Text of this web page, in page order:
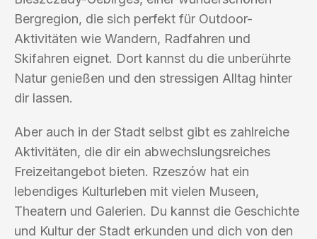
Bergregion, die sich perfekt für Outdoor-
Aktivitäten wie Wandern, Radfahren und
Skifahren eignet. Dort kannst du die unberührte
Natur genießen und den stressigen Alltag hinter
dir lassen.
Aber auch in der Stadt selbst gibt es zahlreiche
Aktivitäten, die dir ein abwechslungsreiches
Freizeitangebot bieten. Rzeszów hat ein
lebendiges Kulturleben mit vielen Museen,
Theatern und Galerien. Du kannst die Geschichte
und Kultur der Stadt erkunden und dich von den